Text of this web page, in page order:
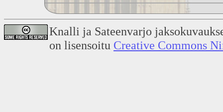
Knalli ja Sateenvarjo
on lisensoitu Creative Commons